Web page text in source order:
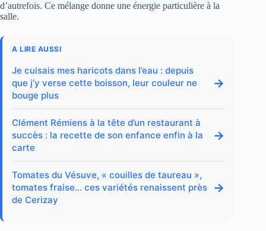
d’autrefois. Ce mélange donne une énergie particulière à la
salle.
A LIRE AUSSI
Je cuisais mes haricots dans l’eau : depuis
que j’y verse cette boisson, leur couleur ne
bouge plus
→
Clément Rémiens à la tête d’un restaurant à
succès : la recette de son enfance enfin à la
carte
→
Tomates du Vésuve, « couilles de taureau »,
tomates fraise… ces variétés renaissent près
de Cerizay
→